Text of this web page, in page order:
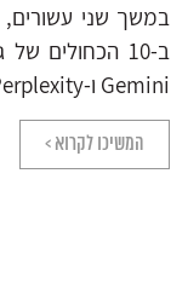
במשך שני
Gemini ו-Perplexity, ושינו את...
המשיכו לקרוא >